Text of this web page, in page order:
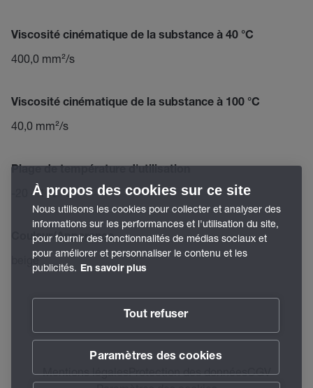
Viscosité cinématique de la substance à 40 °C
400,0 mm²/s
Viscosité cinématique de la substance à 100 °C
40,0 mm²/s
Plage de température d'utilisation
-20 – 100 °C
Couleur/Apparence
beige
Mentions légalesProtection des donnéesCGV
À propos des cookies sur ce site
Nous utilisons les cookies pour collecter et analyser des
informations sur les performances et l'utilisation du site,
pour fournir des fonctionnalités de médias sociaux et
pour améliorer et personnaliser le contenu et les
publicités. En savoir plus
Tout refuser
Paramètres des cookies